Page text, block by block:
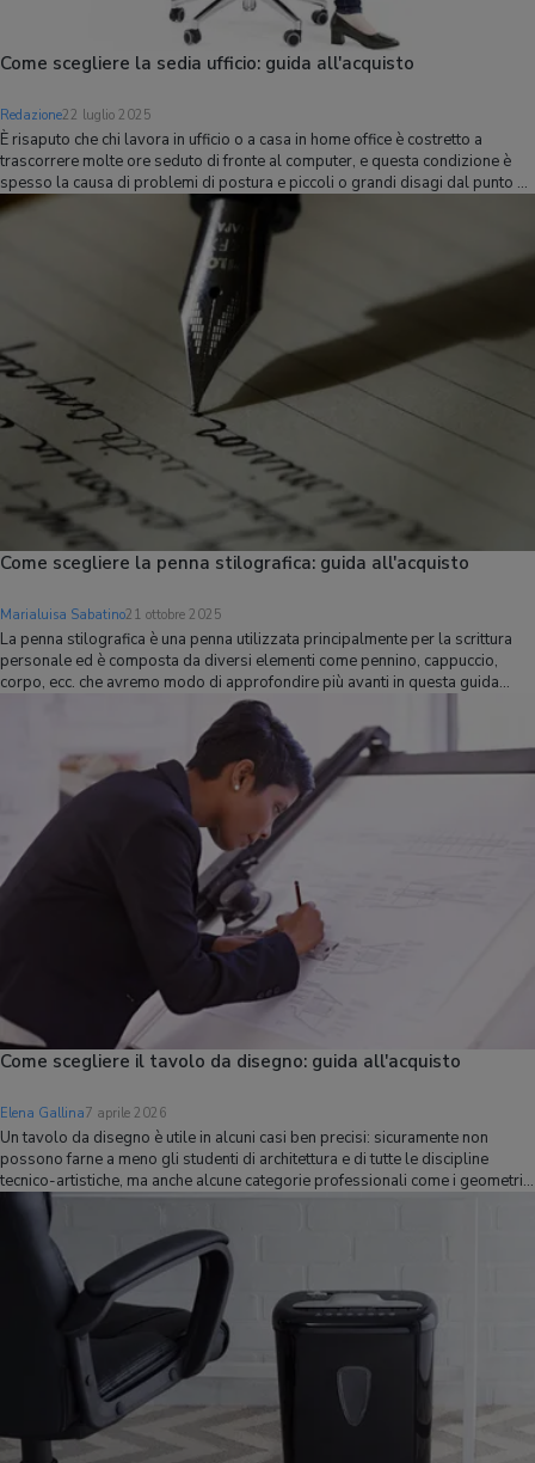
Come scegliere la sedia ufficio: guida all'acquisto
Redazione22 luglio 2025
È risaputo che chi lavora in ufficio o a casa in home office è costretto a
trascorrere molte ore seduto di fronte al computer, e questa condizione è
spesso la causa di problemi di postura e piccoli o grandi disagi dal punto di
vista ortopedico. Uno dei fattori che condiziona di più la salute, e
Come scegliere la penna stilografica: guida all'acquisto
Marialuisa Sabatino21 ottobre 2025
La penna stilografica è una penna utilizzata principalmente per la scrittura
personale ed è composta da diversi elementi come pennino, cappuccio,
corpo, ecc. che avremo modo di approfondire più avanti in questa guida
all'acquisto. Questo tipo di penna funziona grazie a un sistema di
Come scegliere il tavolo da disegno: guida all'acquisto
Elena Gallina7 aprile 2026
Un tavolo da disegno è utile in alcuni casi ben precisi: sicuramente non
possono farne a meno gli studenti di architettura e di tutte le discipline
tecnico-artistiche, ma anche alcune categorie professionali come i geometri
traggono beneficio dall'uso di un tavolo di questo tipo. Non dimentichiamo